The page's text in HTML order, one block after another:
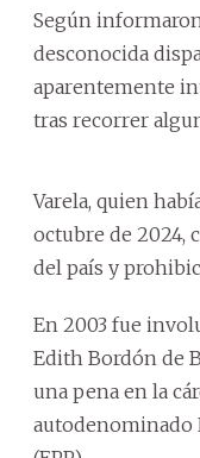
Según
desconocida
aparentemente
tras recorrer
Varela, quien
octubre de 2024,
del país y
En 2003 fue
Edith Bordón de
una pena en la
autodenominado